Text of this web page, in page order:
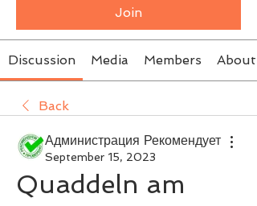
Join
Discussion Media Members About
Back
Администрация Рекомендует
September 15, 2023
Quaddeln am